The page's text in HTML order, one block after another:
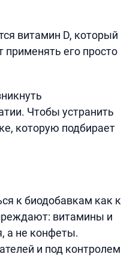
витамин D, который
его просто
Чтобы устранить
которую подбирает
к биодобавкам как к
витамины и
а не конфеты.
и под контролем